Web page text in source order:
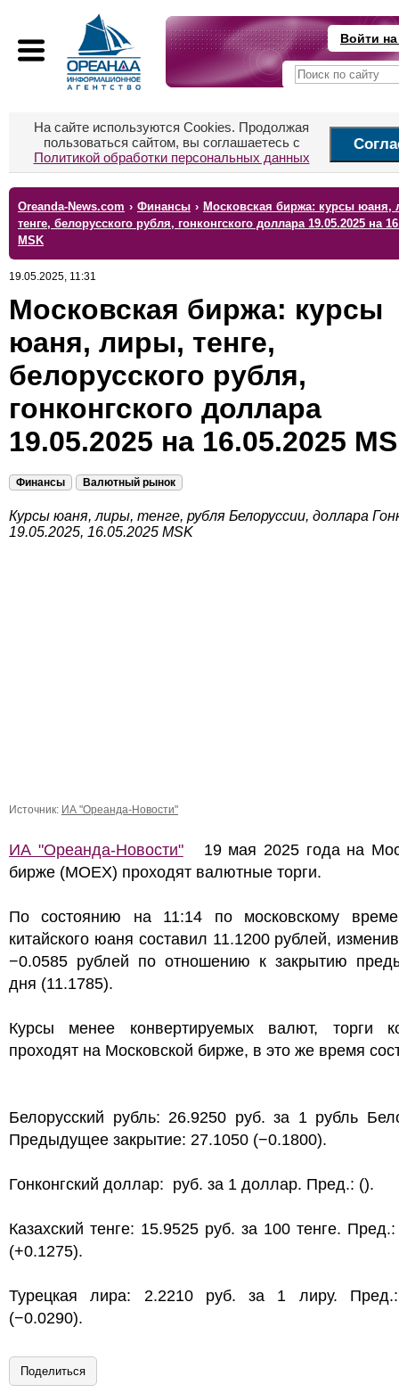
Войти
На сайте используются Cookies. Продолжая
пользоваться сайтом, вы соглашаетесь с
Политикой обработки персональных данных
Oreanda-News.com › Финансы › Московская биржа: курсы юаня,
тенге, белорусского рубля, гонконгского доллара 19.05.2025 на
MSK
19.05.2025, 11:31
Московская биржа: курсы
юаня, лиры, тенге,
белорусского рубля,
гонконгского доллара
19.05.2025 на 16.05.2025
Финансы Валютный рынок
Курсы юаня, лиры, тенге, рубля Белоруссии, доллара
19.05.2025, 16.05.2025 MSK
Источник: ИА "Ореанда-Новости"
ИА "Ореанда-Новости"19 мая 2025 года на
бирже (MOEX) проходят валютные торги.
По состоянию на 11:14 по московскому
китайского юаня составил 11.1200 рублей,
−0.0585 рублей по отношению к закрытию
дня (11.1785).
Курсы менее конвертируемых валют, торги
проходят на Московской бирже, в это же время
Белорусский рубль: 26.9250 руб. за 1 рубль
Предыдущее закрытие: 27.1050 (−0.1800).
Гонконгский доллар: руб. за 1 доллар. Пред.: ().
Казахский тенге: 15.9525 руб. за 100 тенге.
(+0.1275).
Турецкая лира: 2.2210 руб. за 1 лиру.
(−0.0290).
Поделиться